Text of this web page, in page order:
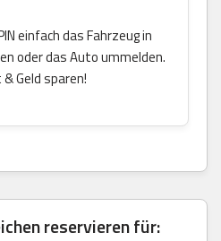
einfach das Fahrzeug in
oder das Auto ummelden.
Geld sparen!
reservieren für: